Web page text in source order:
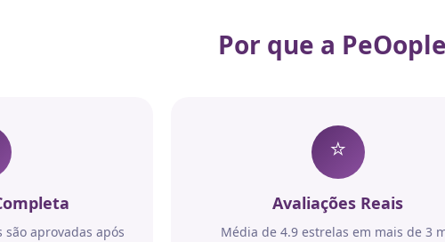
Por que a
aprovadas após
⭐
Avaliações Reais
Média de 4.9 estrelas em mais de 3